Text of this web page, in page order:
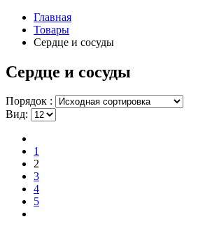
Главная
Товары
Сердце и сосуды
Сердце и сосуды
Порядок :
Вид:
1
2
3
4
5